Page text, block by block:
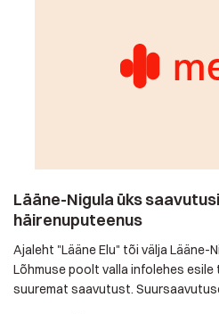
Ajaleht "Lääne Elu" tõi välja Lääne-
Lõhmuse poolt valla infolehes esile
suuremat saavutust.
häirenuputeenuse: "8. Valla
uudne häirenuputeenus". Medil on
Nigula vald pakub 15-le eakale
võimaldavat häirenuputeenust
LUGEGE LÄHEMALT